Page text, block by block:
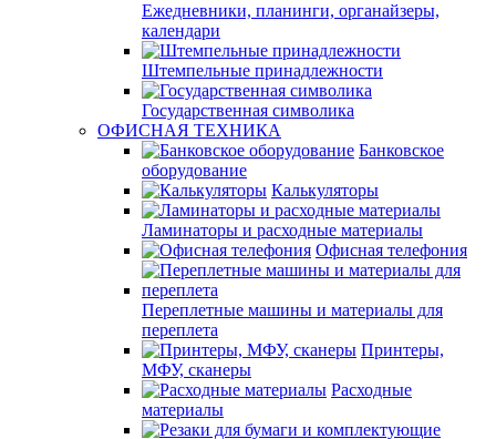
Ежедневники, планинги, органайзеры,
календари
Штемпельные принадлежности
Государственная символика
ОФИСНАЯ ТЕХНИКА
Банковское
оборудование
Калькуляторы
Ламинаторы и расходные материалы
Офисная телефония
Переплетные машины и материалы для
переплета
Принтеры,
МФУ, сканеры
Расходные
материалы